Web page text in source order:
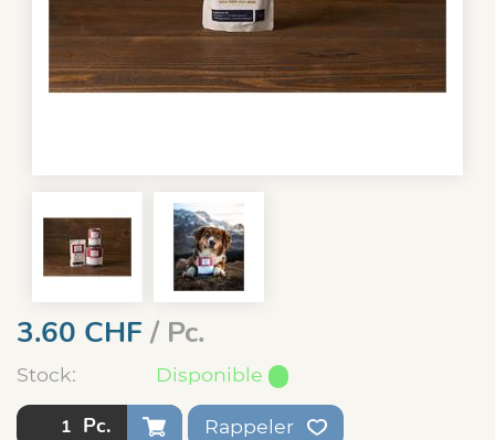
3.60 CHF/ Pc.
Stock: Disponible
Pc. Rappeler